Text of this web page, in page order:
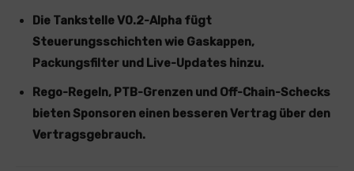
Die Tankstelle V0.2-Alpha fügt
Steuerungsschichten wie Gaskappen,
Packungsfilter und Live-Updates hinzu.
Rego-Regeln, PTB-Grenzen und Off-Chain-Schecks
bieten Sponsoren einen besseren Vertrag über den
Vertragsgebrauch.